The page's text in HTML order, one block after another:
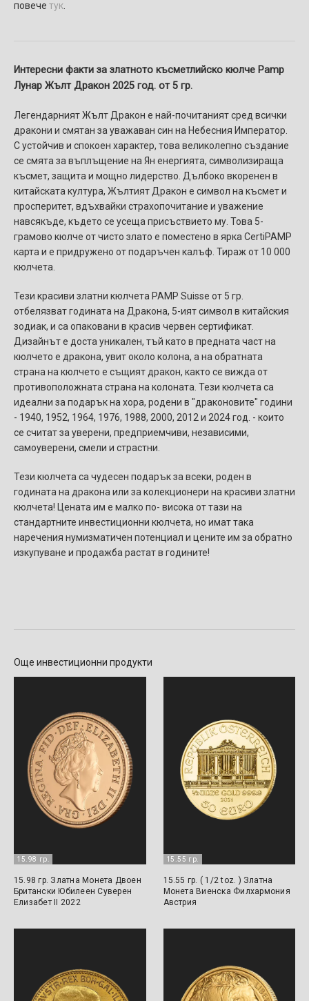
повече тук
Интересни факти за златното късметлийско кюлче Pamp
Лунар Жълт Дракон 2025 год. от 5 гр.
Легендарният Жълт Дракон е най-почитаният сред всички
дракони и смятан за уважаван син на Небесния Император.
С устойчив и спокоен характер, това великолепно създание
се смята за въплъщение на Ян енергията, символизираща
късмет, защита и мощно лидерство. Дълбоко вкоренен в
китайската култура, Жълтият Дракон е символ на късмет и
просперитет, вдъхвайки страхопочитание и уважение
навсякъде, където се усеща присъствието му. Това 5-
грамово кюлче от чисто злато е поместено в ярка CertiPAMP
карта и е придружено от подаръчен калъф. Тираж от 10 000
кюлчета.
Тези красиви златни кюлчета PAMP Suisse от 5 гр.
отбелязват годината на Дракона, 5-ият символ в китайския
зодиак, и са опаковани в красив червен сертификат.
Дизайнът е доста уникален, тъй като в предната част на
кюлчето е дракона, увит около колона, а на обратната
страна на кюлчето е същият дракон, както се вижда от
противоположната страна на колоната. Тези кюлчета са
идеални за подарък на хора, родени в "драконовите" години
- 1940, 1952, 1964, 1976, 1988, 2000, 2012 и 2024 год. - които
се считат за уверени, предприемчиви, независими,
самоуверени, смели и страстни.
Тези кюлчета са чудесен подарък за всеки, роден в
годината на дракона или за колекционери на красиви златни
кюлчета! Цената им е малко по- висока от тази на
стандартните инвестиционни кюлчета, но имат така
наречения нумизматичен потенциал и цените им за обратно
изкупуване и продажба растат в годините!
Още инвестиционни продукти
15.98 гр.
15.98 гр. Златна Монета Двоен
Британски Юбилеен Суверен
Елизабет II 2022
15.55 гр.
15.55 гр. ( 1/2 toz. ) Златна
Монета Виенска Филхармония
Австрия